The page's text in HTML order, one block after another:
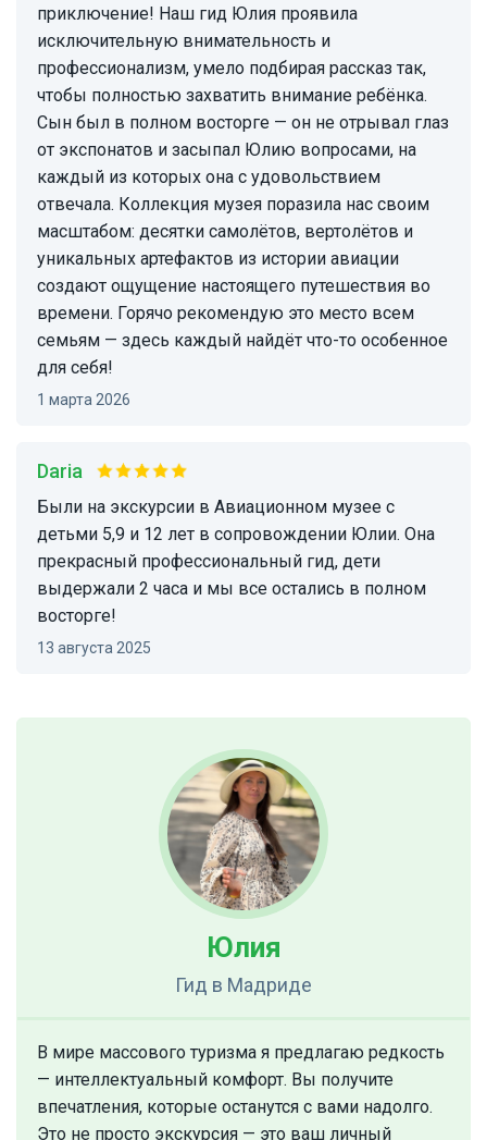
приключение! Наш гид Юлия проявила
исключительную внимательность и
профессионализм, умело подбирая рассказ так,
чтобы полностью захватить внимание ребёнка.
Сын был в полном восторге — он не отрывал глаз
от экспонатов и засыпал Юлию вопросами, на
каждый из которых она с удовольствием
отвечала. Коллекция музея поразила нас своим
масштабом: десятки самолётов, вертолётов и
уникальных артефактов из истории авиации
создают ощущение настоящего путешествия во
времени. Горячо рекомендую это место всем
семьям — здесь каждый найдёт что-то особенное
для себя!​​​​​​​​​​​​​​​​
1 марта 2026
Daria
Были на экскурсии в Авиационном музее с
детьми 5,9 и 12 лет в сопровождении Юлии. Она
прекрасный профессиональный гид, дети
выдержали 2 часа и мы все остались в полном
восторге!
13 августа 2025
Юлия
Гид в Мадриде
В мире массового туризма я предлагаю редкость
— интеллектуальный комфорт. Вы получите
впечатления, которые останутся с вами надолго.
Это не просто экскурсия — это ваш личный